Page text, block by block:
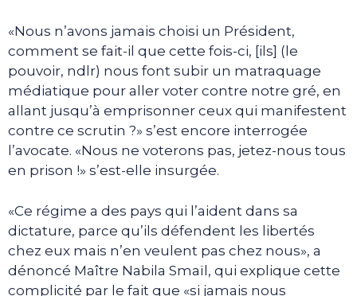
«Nous n’avons jamais choisi un Président,
comment se fait-il que cette fois-ci, [ils] (le
pouvoir, ndlr) nous font subir un matraquage
médiatique pour aller voter contre notre gré, en
allant jusqu’à emprisonner ceux qui manifestent
contre ce scrutin ?» s’est encore interrogée
l’avocate. «Nous ne voterons pas, jetez-nous tous
en prison !» s’est-elle insurgée.
«Ce régime a des pays qui l’aident dans sa
dictature, parce qu’ils défendent les libertés
chez eux mais n’en veulent pas chez nous», a
dénoncé Maître Nabila Smaïl, qui explique cette
complicité par le fait que «si jamais nous